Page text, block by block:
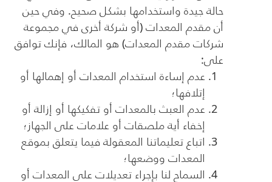
حالة جيدة واستخدامها بشكل صحيح. وفي حين
أن مقدم المعدات (أو شركة أخرى في مجموعة
شركات مقدم المعدات) هو المالك، فإنك توافق
على:
عدم إساءة استخدام المعدات أو إهمالها أو
إتلافها؛
عدم العبث بالمعدات أو تفكيكها أو إزالة أو
إخفاء أية ملصقات أو علامات على الجهاز؛
اتباع تعليماتنا المعقولة فيما يتعلق بموقع
المعدات ووضعها؛
السماح لنا بإجراء تعديلات على المعدات أو